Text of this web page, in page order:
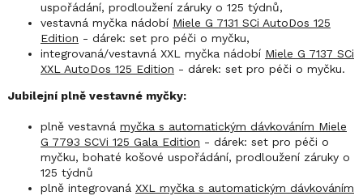
uspořádání, prodloužení záruky o 125 týdnů,
vestavná myčka nádobí Miele G 7131 SCi AutoDos 125
Edition - dárek: set pro péči o myčku,
integrovaná/vestavná XXL myčka nádobí Miele G 7137 SCi
XXL AutoDos 125 Edition - dárek: set pro péči o myčku.
Jubilejní plně vestavné myčky:
plně vestavná myčka s automatickým dávkováním Miele
G 7793 SCVi 125 Gala Edition - dárek: set pro péči o
myčku, bohaté košové uspořádání, prodloužení záruky o
125 týdnů
plně integrovaná XXL myčka s automatickým dávkováním